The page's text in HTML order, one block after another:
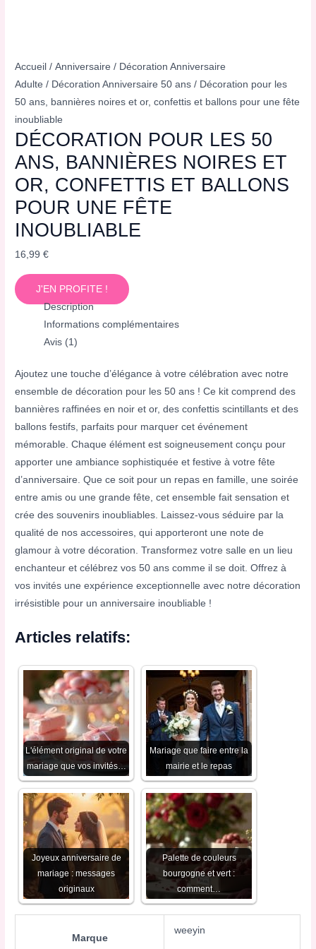
Accueil /Anniversaire / Décoration Anniversaire
Adulte / Décoration Anniversaire 50 ans / Décoration pour les
50 ans, bannières noires et or, confettis et ballons pour une fête
inoubliable
DÉCORATION POUR LES 50
ANS, BANNIÈRES NOIRES ET
OR, CONFETTIS ET BALLONS
POUR UNE FÊTE
INOUBLIABLE
16,99€
J'EN PROFITE !
Description
Informations complémentaires
Avis (1)
Ajoutez une touche d’élégance à votre célébration avec notre
ensemble de décoration pour les 50 ans ! Ce kit comprend des
bannières raffinées en noir et or, des confettis scintillants et des
ballons festifs, parfaits pour marquer cet événement
mémorable. Chaque élément est soigneusement conçu pour
apporter une ambiance sophistiquée et festive à votre fête
d’anniversaire. Que ce soit pour un repas en famille, une soirée
entre amis ou une grande fête, cet ensemble fait sensation et
crée des souvenirs inoubliables. Laissez-vous séduire par la
qualité de nos accessoires, qui apporteront une note de
glamour à votre décoration. Transformez votre salle en un lieu
enchanteur et célébrez vos 50 ans comme il se doit. Offrez à
vos invités une expérience exceptionnelle avec notre décoration
irrésistible pour un anniversaire inoubliable !
Articles relatifs:
L'élément original de votre
mariage que vos invités…
Mariage que faire entre la
mairie et le repas
Joyeux anniversaire de
mariage : messages
originaux
Palette de couleurs
bourgogne et vert :
comment…
Marque
weeyin